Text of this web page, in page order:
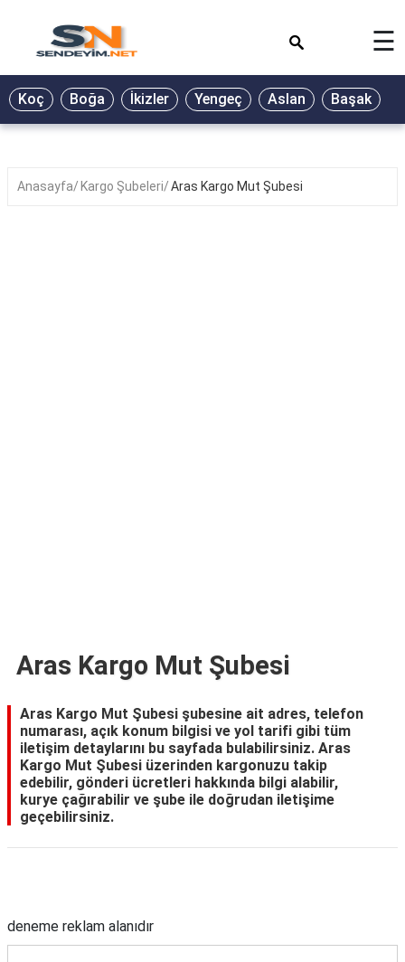
BİYOGRAFİ
GALERİ
☰
Koç Boğa İkizler Yengeç Aslan Başak
Anasayfa Kargo Şubeleri Aras Kargo Mut Şubesi
Aras Kargo Mut Şubesi
Aras Kargo Mut Şubesi şubesine ait adres, telefon
numarası, açık konum bilgisi ve yol tarifi gibi tüm
iletişim detaylarını bu sayfada bulabilirsiniz. Aras
Kargo Mut Şubesi üzerinden kargonuzu takip
edebilir, gönderi ücretleri hakkında bilgi alabilir,
kurye çağırabilir ve şube ile doğrudan iletişime
geçebilirsiniz.
deneme reklam alanıdır